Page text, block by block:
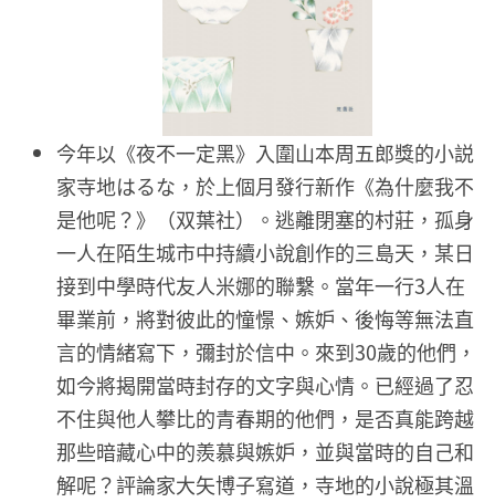
今年以《夜不一定黑》入圍山本周五郎獎的小説
家寺地はるな，於上個月發行新作《為什麼我不
是他呢？》（双葉社）。逃離閉塞的村莊，孤身
一人在陌生城市中持續小說創作的三島天，某日
接到中學時代友人米娜的聯繫。當年一行3人在
畢業前，將對彼此的憧憬、嫉妒、後悔等無法直
言的情緒寫下，彌封於信中。來到30歲的他們，
如今將揭開當時封存的文字與心情。已經過了忍
不住與他人攀比的青春期的他們，是否真能跨越
那些暗藏心中的羨慕與嫉妒，並與當時的自己和
解呢？評論家大矢博子寫道，寺地的小說極其溫